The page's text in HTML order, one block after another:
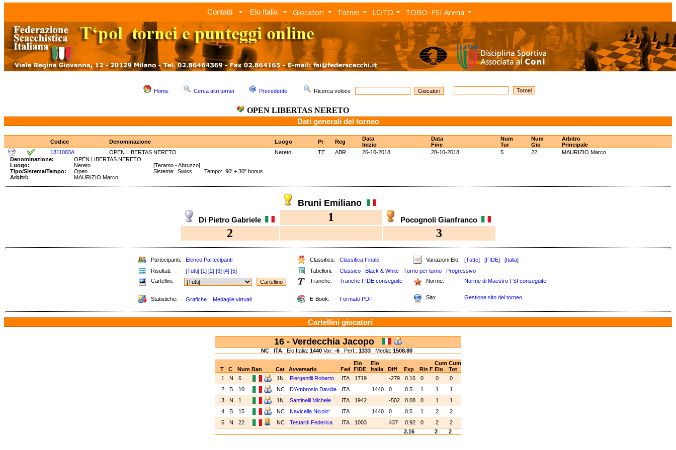
Contatti Elo Italia Giocatori Tornei LOTO TORO FSI Arena
Home Cerca altri tornei Precedente Ricerca veloce
OPEN LIBERTAS NERETO
Dati generali del torneo
Codice Denominazione Luogo Pr Reg
Data
Inizio
Data
Fine
Num
Tur
Num
Gio
Arbitro
Principale
1811003A
OPEN LIBERTAS NERETO Nereto TE ABR 26-10-2018 28-10-2018 5 22
MAURIZIO Marco
Denominazione:
OPEN LIBERTAS NERETO
Luogo:
Nereto
[Teramo - Abruzzo]
Tipo/Sistema/Tempo:
Open
Sistema: Swiss Tempo: 90' + 30" bonus
Arbitri:
MAURIZIO Marco
Bruni Emiliano
Di Pietro Gabriele 1 Pocognoli Gianfranco
2 3
Partecipanti: Elenco Partecipanti Classifica: Classifica Finale Variazioni Elo: [Tutte] [FIDE]
[Italia]
Risultati:
[Tutti] [1] [2] [3] [4] [5] Tabelloni: Classico Black & White Turno per turno
Progressivo
Cartellini:
Tranche: Tranche FIDE conseguite Norme: Norme di Maestro FSI conseguite
Statistiche: Grafiche Medaglie virtuali E-Book: Formato PDF Sito: Gestione sito del torneo
Cartellini giocatori
16 - Verdecchia Jacopo
NC ITAElo Italia: 1440Var: -6Perf.: 1333Media: 1508.80
Elo Elo CumCum
T
C NumBan Cat Avversario Fed FIDE Italia Diff Exp RisFElo
Tot
1
N 6 1N Piergentili Roberto ITA 1719 -279 0.16 0 0
0
2
B 10 NC D'Ambrosio Davide ITA 1440 0 0.5 1 1
1
3
N 1 1N Santinelli Michele ITA 1942 -502 0.08 0 1
1
4
B 15 NC Navicella Nicolo' ITA 1440 0 0.5 1 2
2
5
N 22 NC Testardi Federica ITA 1003 437 0.92 0 2
2
2.16
2 2